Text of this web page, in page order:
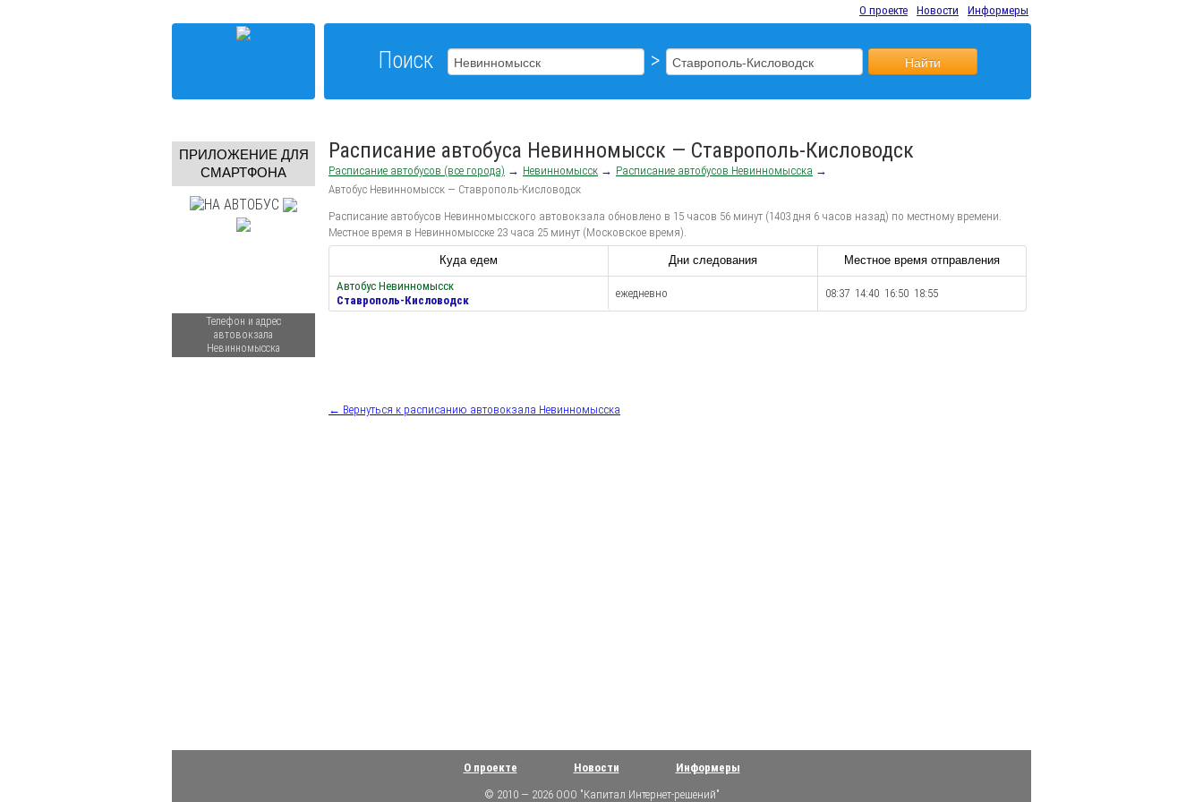
О проекте Новости Информеры
Поиск > Найти
ПРИЛОЖЕНИЕ ДЛЯ
СМАРТФОНА
Телефон и адрес
автовокзала
Невинномысска
Расписание автобуса Невинномысск — Ставрополь-Кисловодск
Расписание автобусов (все города) → Невинномысск → Расписание автобусов Невинномысска →
Автобус Невинномысск — Ставрополь-Кисловодск
Расписание автобусов Невинномысского автовокзала обновлено в 15 часов 56 минут (1403 дня 6 часов назад) по местному времени.
Местное время в Невинномысске 23 часа 25 минут (Московское время).
Куда едем Дни следования
Местное время отправления
Автобус Невинномысск
Ставрополь-Кисловодск
ежедневно 08:37 14:40 16:50 18:55
← Вернуться к расписанию автовокзала Невинномысска
О проекте Новости
Информеры
© 2010 — 2026 ООО "Капитал Интернет-решений"